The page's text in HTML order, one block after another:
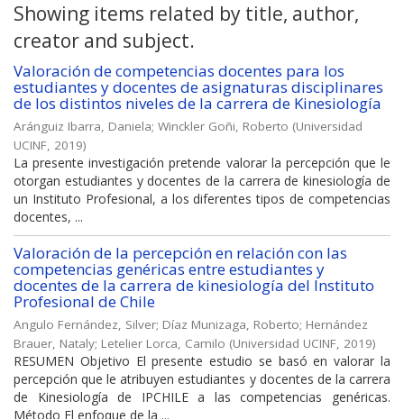
Showing items related by title, author,
creator and subject.
Valoración de competencias docentes para los
estudiantes y docentes de asignaturas disciplinares
de los distintos niveles de la carrera de Kinesiología
Aránguiz Ibarra, Daniela; Winckler Goñi, Roberto (Universidad
UCINF, 2019)
La presente investigación pretende valorar la percepción que le
otorgan estudiantes y docentes de la carrera de kinesiología de
un Instituto Profesional, a los diferentes tipos de competencias
docentes, ...
Valoración de la percepción en relación con las
competencias genéricas entre estudiantes y
docentes de la carrera de kinesiología del Instituto
Profesional de Chile
Angulo Fernández, Silver; Díaz Munizaga, Roberto; Hernández
Brauer, Nataly; Letelier Lorca, Camilo (Universidad UCINF, 2019)
RESUMEN Objetivo El presente estudio se basó en valorar la
percepción que le atribuyen estudiantes y docentes de la carrera
de Kinesiología de IPCHILE a las competencias genéricas.
Método El enfoque de la ...